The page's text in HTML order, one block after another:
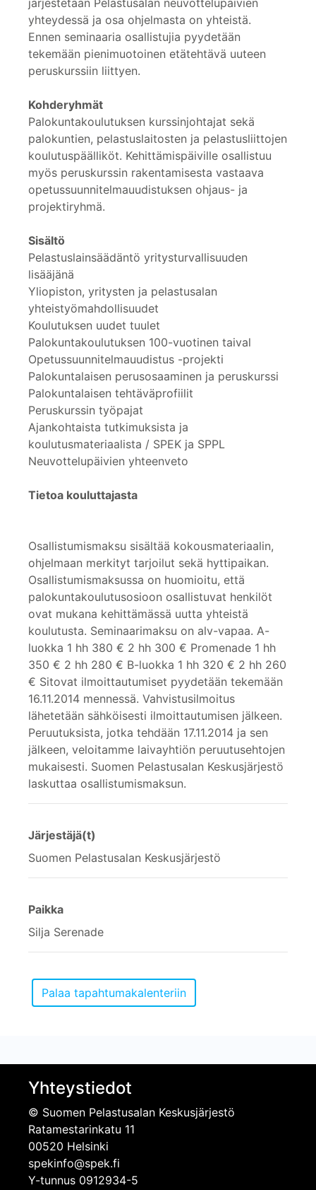
yhteydessä ja osa ohjelmasta on yhteistä.
Ennen seminaaria osallistujia pyydetään
tekemään pienimuotoinen etätehtävä uuteen
peruskurssiin liittyen.
Kohderyhmät
Palokuntakoulutuksen kurssinjohtajat sekä
palokuntien, pelastuslaitosten ja pelastusliittojen
koulutuspäälliköt. Kehittämispäiville osallistuu
myös peruskurssin rakentamisesta vastaava
opetussuunnitelmauudistuksen ohjaus- ja
projektiryhmä.
Sisältö
Pelastuslainsäädäntö yritysturvallisuuden
lisääjänä
Yliopiston, yritysten ja pelastusalan
yhteistyömahdollisuudet
Koulutuksen uudet tuulet
Palokuntakoulutuksen 100-vuotinen taival
Opetussuunnitelmauudistus -projekti
Palokuntalaisen perusosaaminen ja peruskurssi
Palokuntalaisen tehtäväprofiilit
Peruskurssin työpajat
Ajankohtaista tutkimuksista ja
koulutusmateriaalista / SPEK ja SPPL
Neuvottelupäivien yhteenveto
Tietoa kouluttajasta
Osallistumismaksu sisältää kokousmateriaalin,
ohjelmaan merkityt tarjoilut sekä hyttipaikan.
Osallistumismaksussa on huomioitu, että
palokuntakoulutusosioon osallistuvat henkilöt
ovat mukana kehittämässä uutta yhteistä
koulutusta. Seminaarimaksu on alv-vapaa. A-
luokka 1 hh 380 € 2 hh 300 € Promenade 1 hh
350 € 2 hh 280 € B-luokka 1 hh 320 € 2 hh 260
€ Sitovat ilmoittautumiset pyydetään tekemään
16.11.2014 mennessä. Vahvistusilmoitus
lähetetään sähköisesti ilmoittautumisen jälkeen.
Peruutuksista, jotka tehdään 17.11.2014 ja sen
jälkeen, veloitamme laivayhtiön peruutusehtojen
mukaisesti. Suomen Pelastusalan Keskusjärjestö
laskuttaa osallistumismaksun.
Järjestäjä(t)
Suomen Pelastusalan Keskusjärjestö
Paikka
Silja Serenade
Yhteystiedot
© Suomen Pelastusalan Keskusjärjestö
Ratamestarinkatu 11
00520 Helsinki
spekinfo@spek.fi
Y-tunnus 0912934-5